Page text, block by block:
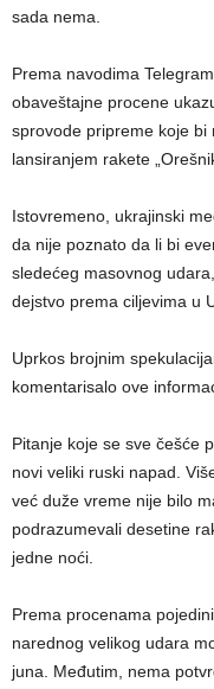
sada nema.
Prema navodima
obaveštajne procene
sprovode pripreme koje bi
lansiranjem rakete
Istovremeno, ukrajinski
da nije poznato da li bi
sledećeg masovnog
dejstvo prema ciljevima u
Uprkos brojnim
komentarisalo ove
Pitanje koje se sve češće
novi veliki ruski napad.
već duže vreme nije bilo
podrazumevali desetine
jedne noći.
Prema procenama
narednog velikog udara
juna. Međutim, nema